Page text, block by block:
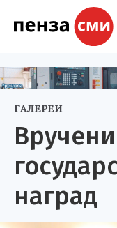
ГАЛЕРЕИ
наград